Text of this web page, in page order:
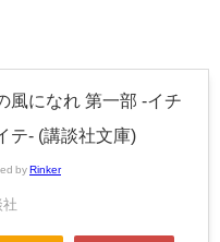
風になれ 第一部 -イチ
テ- (講談社文庫)
by Rinker
社